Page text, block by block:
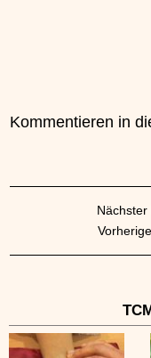
Kommentieren in
Nächster